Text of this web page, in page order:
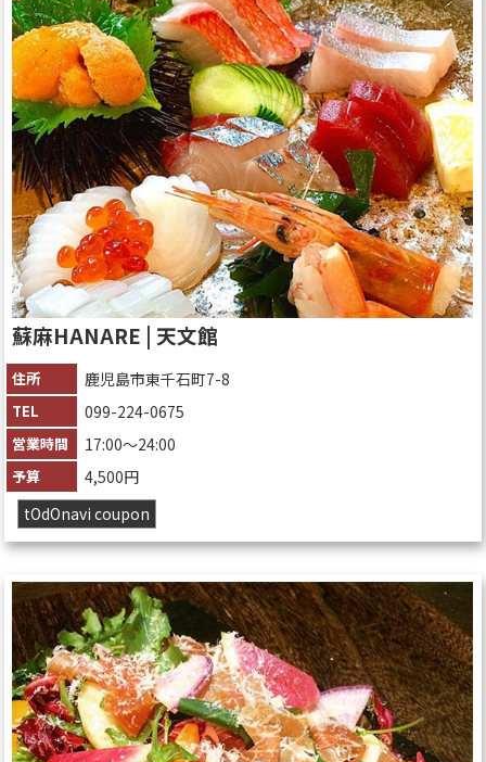
蘇麻HANARE | 天文館
住所 鹿児島市東千石町7-8
TEL 099-224-0675
営業時間 17:00〜24:00
予算
4,500円
tOdOnavi coupon